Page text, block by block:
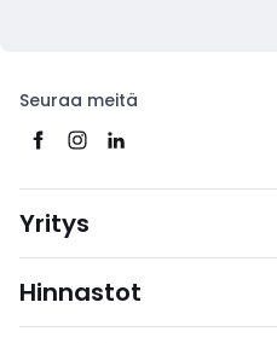
Seuraa meitä
Yritys
Hinnastot